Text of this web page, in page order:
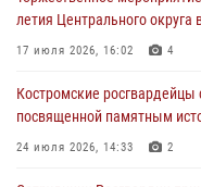
генерала армии Виктора
представителя Президента
31 июля 2026, 07:08 4
Росгвардейцы знакомят
летия Центрального округа
17 июля 2026, 16:02 4
Костромские росгвардейцы
посвященной памятным
24 июля 2026, 14:33 2